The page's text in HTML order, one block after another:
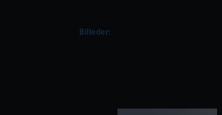
Billeder: